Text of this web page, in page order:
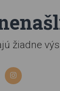
žiadne